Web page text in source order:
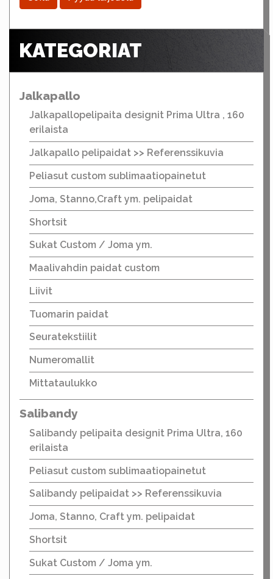
KATEGORIAT
Jalkapallo
Jalkapallopelipaita designit Prima Ultra , 160
erilaista
Jalkapallo pelipaidat >> Referenssikuvia
Peliasut custom sublimaatiopainetut
Joma, Stanno,Craft ym. pelipaidat
Shortsit
Sukat Custom / Joma ym.
Maalivahdin paidat custom
Liivit
Tuomarin paidat
Seuratekstiilit
Numeromallit
Mittataulukko
Salibandy
Salibandy pelipaita designit Prima Ultra, 160
erilaista
Peliasut custom sublimaatiopainetut
Salibandy pelipaidat >> Referenssikuvia
Joma, Stanno, Craft ym. pelipaidat
Shortsit
Sukat Custom / Joma ym.